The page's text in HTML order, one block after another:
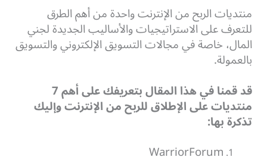
منتديات الربح من الإنترنت واحدة من أهم الطرق
للتعرف على الاستراتيجيات والأساليب الجديدة لجني
المال، خاصة في مجالات التسويق الإلكتروني والتسويق
بالعمولة.
قد قمنا في هذا المقال بتعريفك على أهم 7
منتديات على الإطلاق للربح من الإنترنت وإليك
تذكرة بها: